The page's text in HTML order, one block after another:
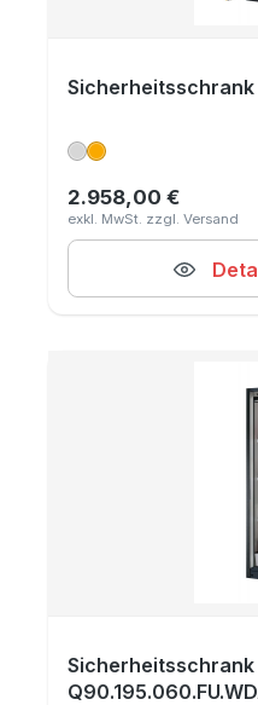
Sicherheitsschrank
Regulärer Preis:
2.958,00 €
Sicherheitsschrank